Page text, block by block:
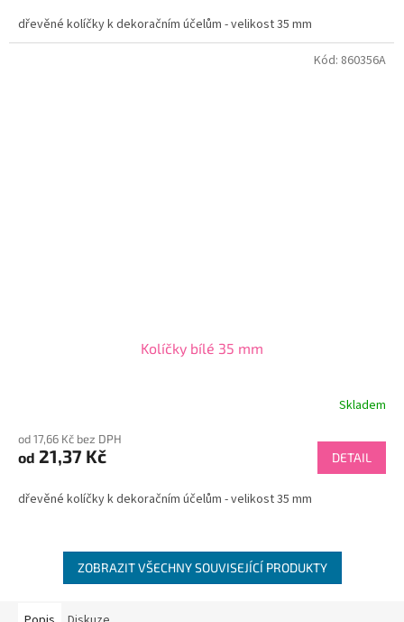
dřevěné kolíčky k dekoračním účelům - velikost 35 mm
Kolíčky bílé 35 mm
Skladem
od 17,66 Kč bez DPH
od 21,37 Kč DETAIL
dřevěné kolíčky k dekoračním účelům - velikost 35 mm
Kód: 860356A
ZOBRAZIT VŠECHNY SOUVISEJÍCÍ PRODUKTY